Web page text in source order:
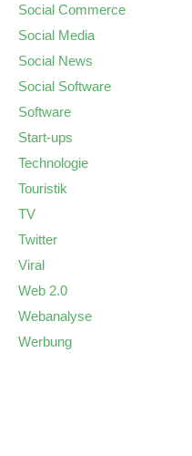
Social Commerce
Social Media
Social News
Social Software
Software
Start-ups
Technologie
Touristik
TV
Twitter
Viral
Web 2.0
Webanalyse
Werbung